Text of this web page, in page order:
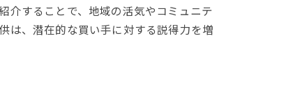
介することで、地域の活気やコミュニテ
は、潜在的な買い手に対する説得力を増